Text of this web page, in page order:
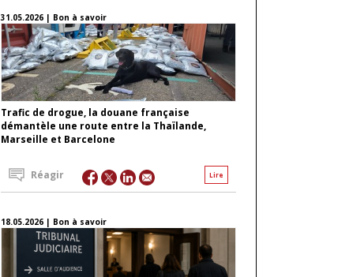
31.05.2026 | Bon à savoir
Trafic de drogue, la douane française
démantèle une route entre la Thaïlande,
Marseille et Barcelone
Lire
Réagir
18.05.2026 | Bon à savoir